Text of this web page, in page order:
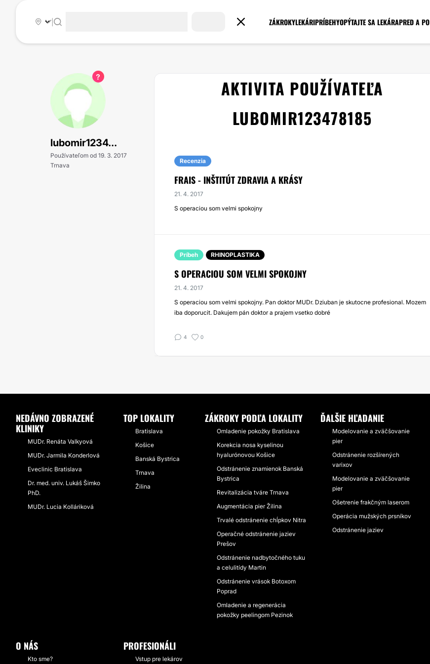
ZÁKROKYLEKÁRIPRÍBEHYOPÝTAJTE SA LEKÁRAPRED A PO
|
lubomir1234...
Používateľom od 19. 3. 2017
Trnava
AKTIVITA POUŽÍVATEĽA
LUBOMIR123478185
Recenzia
FRAIS - INŠTITÚT ZDRAVIA A KRÁSY
21. 4. 2017
S operaciou som velmi spokojny
Príbeh RHINOPLASTIKA
S OPERACIOU SOM VELMI SPOKOJNY
21. 4. 2017
S operaciou som velmi spokojny. Pan doktor MUDr. Dziuban je skutocne profesional. Mozem
iba doporucit. Dakujem pán doktor a prajem vsetko dobré
4 0
NEDÁVNO ZOBRAZENÉ
KLINIKY
MUDr. Renáta Valkyová
MUDr. Jarmila Konderlová
Eveclinic Bratislava
Dr. med. univ. Lukáš Šimko
PhD.
MUDr. Lucia Kolláriková
TOP LOKALITY
Bratislava
Košice
Banská Bystrica
Trnava
Žilina
ZÁKROKY PODĽA LOKALITY
Omladenie pokožky Bratislava
Korekcia nosa kyselinou
hyalurónovou Košice
Odstránenie znamienok Banská
Bystrica
Revitalizácia tváre Trnava
Augmentácia pier Žilina
Trvalé odstránenie chĺpkov Nitra
Operačné odstránenie jaziev
Prešov
Odstránenie nadbytočného tuku
a celulitídy Martin
Odstránenie vrások Botoxom
Poprad
Omladenie a regenerácia
pokožky peelingom Pezinok
ĎALŠIE HĽADANIE
Modelovanie a zväčšovanie
pier
Odstránenie rozšírených
varixov
Modelovanie a zväčšovanie
pier
Ošetrenie frakčným laserom
Operácia mužských prsníkov
Odstránenie jaziev
O NÁS
Kto sme?
PROFESIONÁLI
Vstup pre lekárov